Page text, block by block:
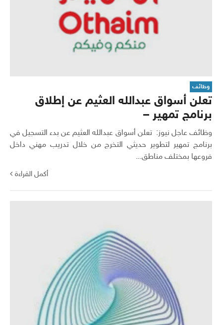
وظائف
تعلن أسواق عبدالله العثيم عن إطلاق
برنامج تمهير –
وظائف عاجل نيوز: تعلن أسواق عبدالله العثيم عن بدء التسجيل في
برنامج تمهير لتطوير حديثي التخرج من خلال تدريب مهني داخل
فروعها بمختلف مناطق...
أكمل القراءة